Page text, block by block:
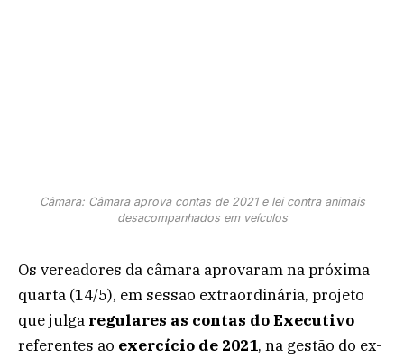
Câmara: Câmara aprova contas de 2021 e lei contra animais
desacompanhados em veículos
Os vereadores da câmara aprovaram na próxima
quarta (14/5), em sessão extraordinária, projeto
que julga regulares as contas do Executivo
referentes ao exercício de 2021, na gestão do ex-